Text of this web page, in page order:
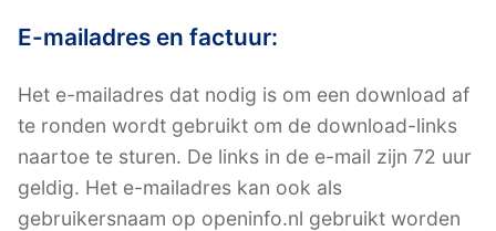
E-mailadres en factuur:
Het e-mailadres dat nodig is om een download af
te ronden wordt gebruikt om de download-links
naartoe te sturen. De links in de e-mail zijn 72 uur
geldig. Het e-mailadres kan ook als
gebruikersnaam op openinfo.nl gebruikt worden